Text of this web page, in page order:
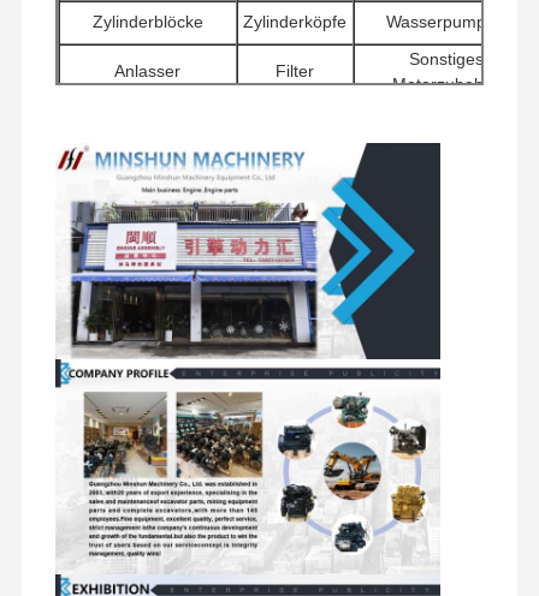
Dieselmotor
Maschinenwiederaufbauenausrüstung
Injektionspumpe
Turbolader-Versammlung
Andere Motorteile
Elektronisches Kontrollsystem
Elektrische Komponenten von Motoren
Kraftstoffsystem des Motors
Hydraulikteile für Bagger
Ersatzteile für Bagger
Zylinderblöcke Zylinderköpfe Wasserpumpen
Anlasser Filter
Sonstiges
Motorzubehör